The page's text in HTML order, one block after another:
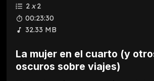
2x 2
00:23:30
32.33 MB
La mujer en el cuarto (y
oscuros sobre viajes)